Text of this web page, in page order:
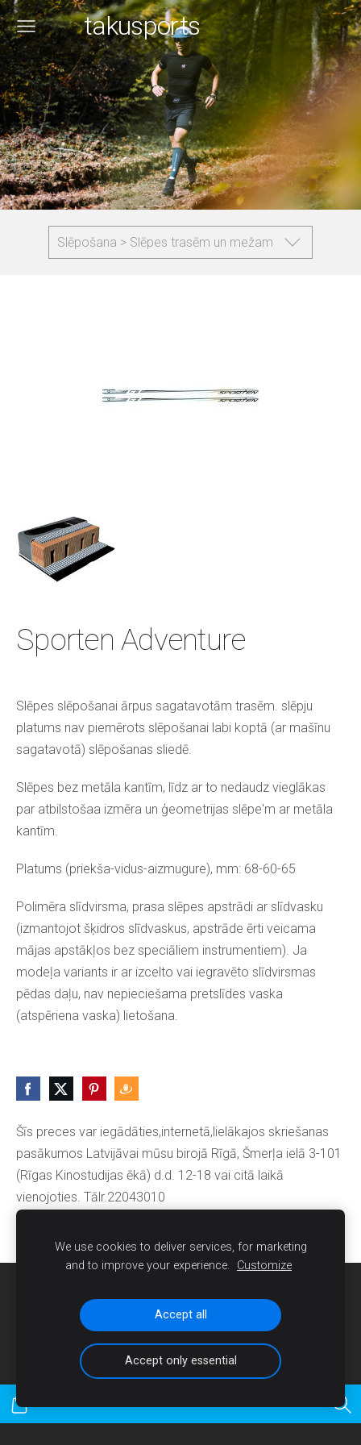
takusports
Slēpošana > Slēpes trasēm un mežam
Šīs preces var iegādāties,internetā,lielākajos skriešanas
pasākumos Latvijāvai mūsu birojā Rīgā, Šmerļa ielā 3-101
(Rīgas Kinostudijas ēkā) d.d. 12-18 vai citā laikā
vienojoties. Tālr.22043010
Sporten Adventure
Slēpes slēpošanai ārpus sagatavotām trasēm. slēpju
platums nav piemērots slēpošanai labi koptā (ar mašīnu
sagatavotā) slēpošanas sliedē.
Slēpes bez metāla kantīm, līdz ar to nedaudz vieglākas
par atbilstošaa izmēra un ģeometrijas slēpe'm ar metāla
kantīm.
Platums (priekša-vidus-aizmugure), mm: 68-60-65
Polimēra slīdvirsma, prasa slēpes apstrādi ar slīdvasku
(izmantojot šķidros slīdvaskus, apstrāde ērti veicama
mājas apstākļos bez speciāliem instrumentiem). Ja
modeļa variants ir ar izcelto vai iegravēto slīdvirsmas
pēdas daļu, nav nepieciešama pretslīdes vaska
(atspēriena vaska) lietošana.
We use cookies to deliver services, for marketing
and to improve your experience.
Customize
Accept all
Accept only essential